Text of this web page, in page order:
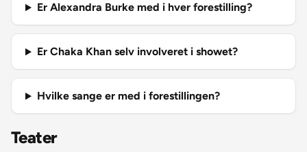
Er Alexandra Burke med i hver forestilling?
Er Chaka Khan selv involveret i showet?
Hvilke sange er med i forestillingen?
Teater